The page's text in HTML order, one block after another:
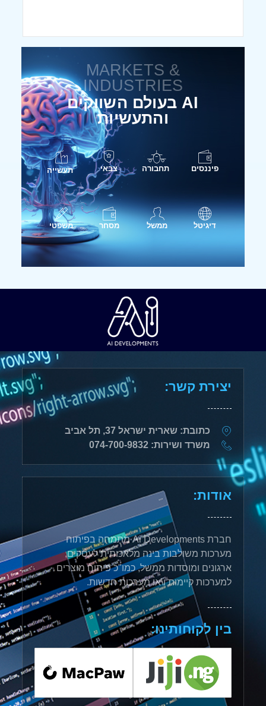
MARKETS &
INDUSTRIES
AI בעולם השווקים
והתעשיות
פיננסים תחבורה צבאי תעשייה
דיגיטל ממשל מסחר משפטי
יצירת קשר:
כתובת: שארית ישראל 37, תל אביב
משרד ושירות: 074-700-9832
אודות:
חברת Ai Developments מתמחה בפיתוח
מערכות משולבות בינה מלאכותית לעסקים,
ארגונים ומוסדות ממשל, כמו"כ פיתוח מוצרים
למערכות קיימות ו\או מערכות חדשות.
בין לקוחותינו: